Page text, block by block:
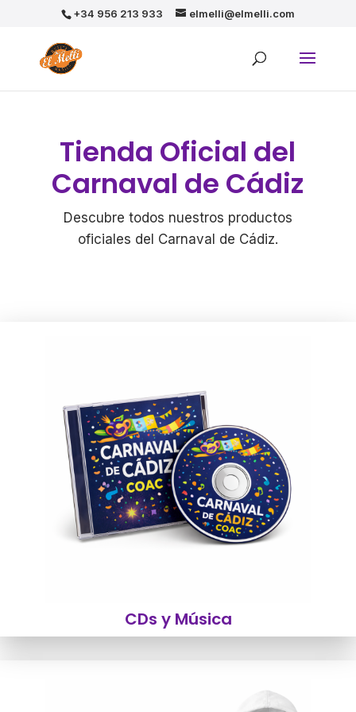
+34 956 213 933 elmelli@elmelli.com
Tienda Oficial del
Carnaval de Cádiz
Descubre todos nuestros productos
oficiales del Carnaval de Cádiz.
CDs y Música